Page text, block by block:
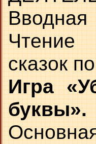
Вводная
сказок
Игра
буквы».